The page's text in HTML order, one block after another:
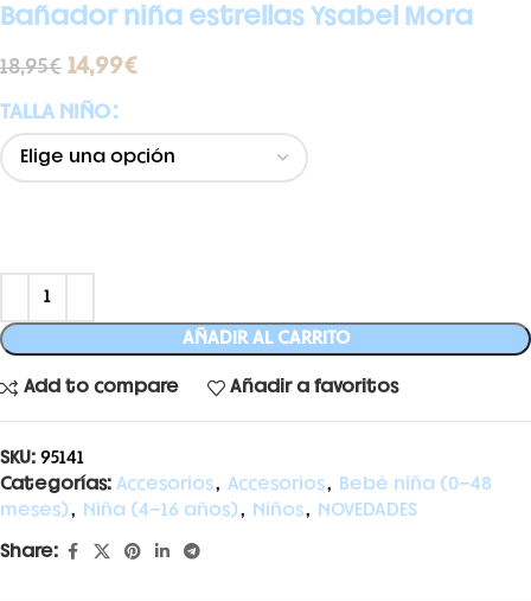
Bañador niña estrellas Ysabel Mora
18,95€ 14,99€
TALLA NIÑO
AÑADIR AL CARRITO
Add to compare Añadir a favoritos
SKU: 95141
Categorías: Accesorios, Accesorios, Bebé niña (0-48
meses), Niña (4-16 años), Niños, NOVEDADES
Share: